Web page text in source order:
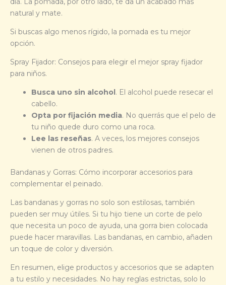
natural y mate.
Si buscas algo menos rígido, la pomada es tu mejor
opción.
Spray Fijador: Consejos para elegir el mejor spray fijador
para niños.
Busca uno sin alcohol . El alcohol puede resecar el
cabello.
Opta por fijación media. No querrás que el pelo de
tu niño quede duro como una roca.
Lee las reseñas. A veces, los mejores consejos
vienen de otros padres.
Bandanas y Gorras: Cómo incorporar accesorios para
complementar el peinado.
Las bandanas y gorras no solo son estilosas, también
pueden ser muy útiles. Si tu hijo tiene un corte de pelo
que necesita un poco de ayuda, una gorra bien colocada
puede hacer maravillas. Las bandanas, en cambio, añaden
un toque de color y diversión.
En resumen, elige productos y accesorios que se adapten
a tu estilo y necesidades. No hay reglas estrictas, solo lo